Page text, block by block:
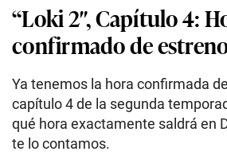
“Loki 2″, Capítulo 4:
confirmado de
Ya tenemos la hora confirmada
capítulo 4 de la segunda
qué hora exactamente saldrá en
te lo contamos.